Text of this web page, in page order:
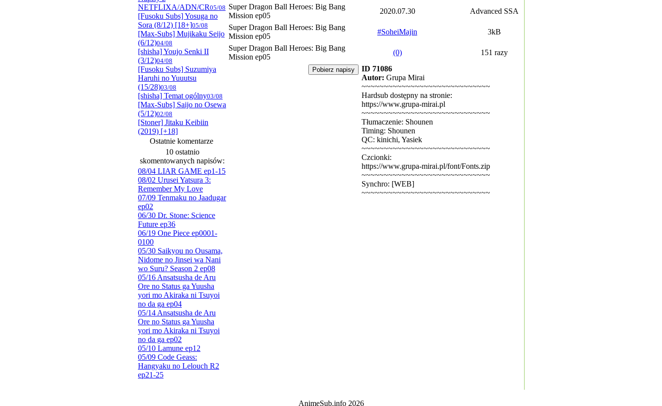
NETFLIXA/ADN/CR05/08
[Fusoku Subs] Yosuga no
Sora (8/12) [18+]05/08
[Max-Subs] Mujikaku Seijo
(6/12)04/08
[shisha] Youjo Senki II
(3/12)04/08
[Fusoku Subs] Suzumiya
Haruhi no Yuuutsu
(15/28)03/08
[shisha] Temat ogólny03/08
[Max-Subs] Saijo no Osewa
(5/12)02/08
[Stoner] Jitaku Keibiin
(2019) [+18]
Ostatnie komentarze
10 ostatnio
skomentowanych napisów:
08/04 LIAR GAME ep1-15
08/02 Urusei Yatsura 3:
Remember My Love
07/09 Tenmaku no Jaadugar
ep02
06/30 Dr. Stone: Science
Future ep36
06/19 One Piece ep0001-
0100
05/30 Saikyou no Ousama,
Nidome no Jinsei wa Nani
wo Suru? Season 2 ep08
05/16 Ansatsusha de Aru
Ore no Status ga Yuusha
yori mo Akiraka ni Tsuyoi
no da ga ep04
05/14 Ansatsusha de Aru
Ore no Status ga Yuusha
yori mo Akiraka ni Tsuyoi
no da ga ep02
05/10 Lamune ep12
05/09 Code Geass:
Hangyaku no Lelouch R2
ep21-25
Super Dragon Ball Heroes: Big Bang
Mission ep05
2020.07.30
Advanced SSA
Super Dragon Ball Heroes: Big Bang
Mission ep05
#SoheiMajin
3kB
Super Dragon Ball Heroes: Big Bang
Mission ep05
(0)
151 razy
ID 71086
Autor: Grupa Mirai
~~~~~~~~~~~~~~~~~~~~~~~~~~~~~
Hardsub dostępny na stronie:
https://www.grupa-mirai.pl
~~~~~~~~~~~~~~~~~~~~~~~~~~~~~
Tłumaczenie: Shounen
Timing: Shounen
QC: kinichi, Yasiek
~~~~~~~~~~~~~~~~~~~~~~~~~~~~~
Czcionki:
https://www.grupa-mirai.pl/font/Fonts.zip
~~~~~~~~~~~~~~~~~~~~~~~~~~~~~
Synchro: [WEB]
~~~~~~~~~~~~~~~~~~~~~~~~~~~~~
AnimeSub.info 2026